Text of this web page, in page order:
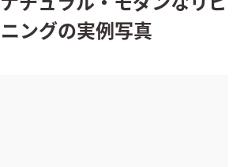
チュラル・モダンなリビ
ングの実例写真